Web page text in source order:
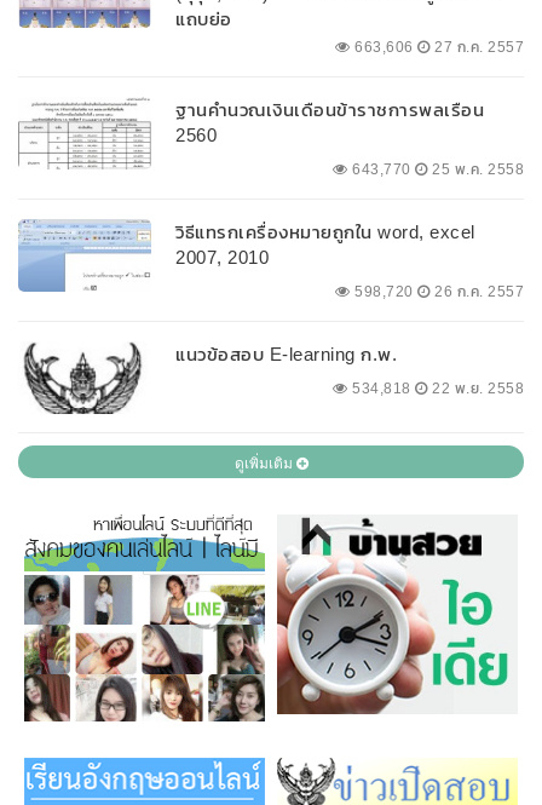
แถบย่อ
663,606 27 ก.ค. 2557
ฐานคำนวณเงินเดือนข้าราชการพลเรือน
2560
643,770 25 พ.ค. 2558
วิธีแทรกเครื่องหมายถูกใน word, excel
2007, 2010
598,720 26 ก.ค. 2557
แนวข้อสอบ E-learning ก.พ.
534,818 22 พ.ย. 2558
ดูเพิ่มเติม